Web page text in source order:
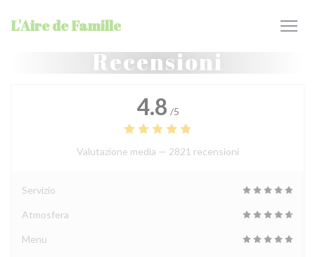
L'Aire de Famille
Recensioni
4.8 /5
Valutazione media — 2821 recensioni
Servizio
Atmosfera
Menu